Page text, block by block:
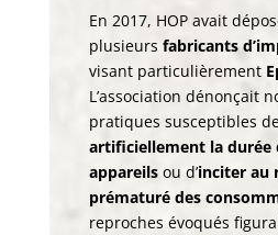
En 2017, HOP avait
plusieurs fabricants
visant particulièrement
L’association dénonçait
pratiques susceptibles
artificiellement la durée
appareilsou d’inciter au
prématuré des
reproches évoqués